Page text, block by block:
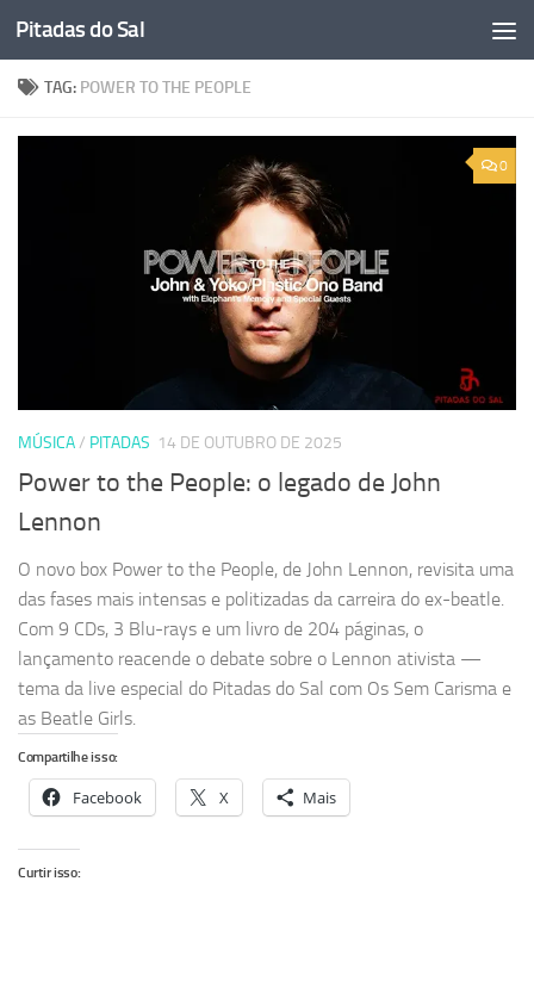
Skip to content
Pitadas do Sal
TAG: POWER TO THE PEOPLE
0
MÚSICA/ PITADAS 14 DE OUTUBRO DE 2025
Power to the People: o legado de John
Lennon
O novo box Power to the People, de John Lennon, revisita uma
das fases mais intensas e politizadas da carreira do ex-beatle.
Com 9 CDs, 3 Blu-rays e um livro de 204 páginas, o
lançamento reacende o debate sobre o Lennon ativista —
tema da live especial do Pitadas do Sal com Os Sem Carisma e
as Beatle Girls.
Compartilhe isso:
Facebook X Mais
Curtir isso: